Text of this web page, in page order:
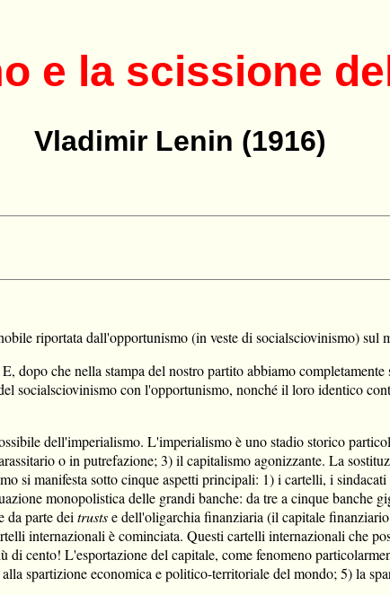
e la scissione
Vladimir Lenin (1916)
riportata dall'opportunismo (in veste di socialsciovinismo) sul
dopo che nella stampa del nostro partito abbiamo
socialsciovinismo con l'opportunismo, nonché il loro identico
dell'imperialismo. L'imperialismo è uno stadio storico
o in putrefazione; 3) il capitalismo agonizzante. La
si manifesta sotto cinque aspetti principali: 1) i cartelli, i sindacati
monopolistica delle grandi banche: da tre a cinque banche
da parte dei trustse dell'oligarchia finanziaria (il capitale
internazionali è cominciata. Questi cartelli internazionali che
cento! L'esportazione del capitale, come fenomeno
spartizione economica e politico-territoriale del mondo; 5) la